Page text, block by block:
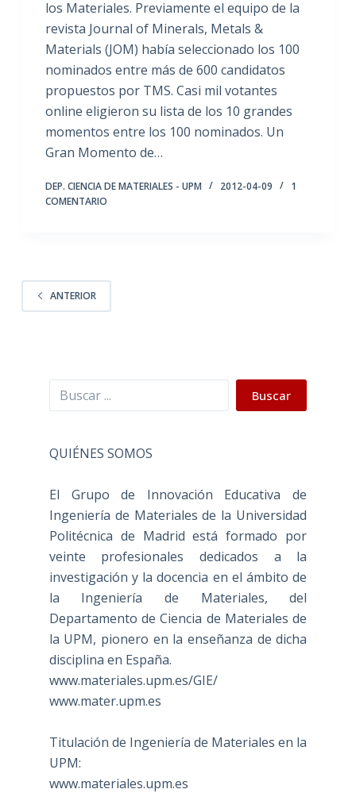
los Materiales. Previamente el equipo de la
revista Journal of Minerals, Metals &
Materials (JOM) había seleccionado los 100
nominados entre más de 600 candidatos
propuestos por TMS. Casi mil votantes
online eligieron su lista de los 10 grandes
momentos entre los 100 nominados. Un
Gran Momento de…
DEP. CIENCIA DE MATERIALES - UPM 2012-04-09
1
COMENTARIO
ANTERIOR
Buscar Buscar
QUIÉNES SOMOS
El Grupo de Innovación Educativa de
Ingeniería de Materiales de la Universidad
Politécnica de Madrid está formado por
veinte profesionales dedicados a la
investigación y la docencia en el ámbito de
la Ingeniería de Materiales, del
Departamento de Ciencia de Materiales de
la UPM, pionero en la enseñanza de dicha
disciplina en España.
www.materiales.upm.es/GIE/
www.mater.upm.es
Titulación de Ingeniería de Materiales en la
UPM:
www.materiales.upm.es